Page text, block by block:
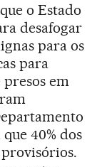
o Estado
desafogar
para os
para
em
40% dos